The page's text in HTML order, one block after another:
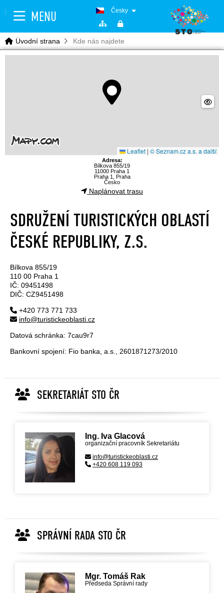
Česky
MENU
Úvodní strana Kde nás najdete
Leaflet | © Seznam.cz a.s. a další
Adresa:
Bílkova 855/19
11000 Praha 1
Praha 1, Praha
Česko
Naplánovat trasu
SDRUŽENÍ TURISTICKÝCH OBLASTÍ
ČESKÉ REPUBLIKY, Z.S.
Bílkova 855/19
110 00 Praha 1
IČ: 09451498
DIČ: CZ9451498
+420 773 771 733
info@turistickeoblasti.cz
Datová schránka: 7cau9r7
Bankovní spojení: Fio banka, a.s., 2601871273/2010
SEKRETARIÁT STO ČR
Ing. Iva Glacová
organizační pracovník Sekretariátu
info@turistickeoblasti.cz
+420 608 119 093
SPRÁVNÍ RADA STO ČR
Mgr. Tomáš Rak
Předseda Správní rady